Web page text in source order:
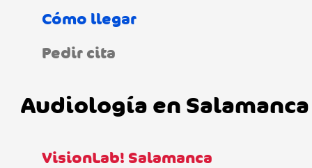
Cómo llegar
Pedir cita
Audiología en Salamanca
VisionLab! Salamanca